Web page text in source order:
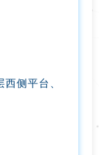
侧平台、